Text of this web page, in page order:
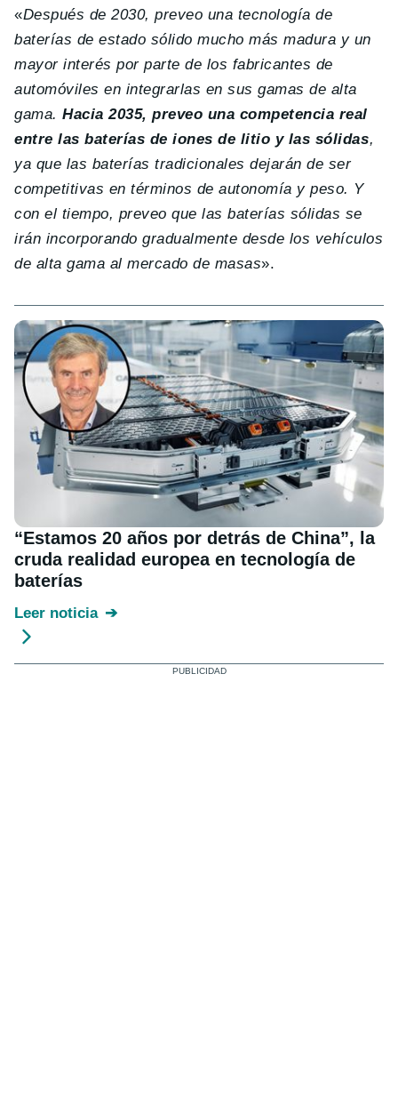
«Después de 2030, preveo una tecnología de
baterías de estado sólido mucho más madura y un
mayor interés por parte de los fabricantes de
automóviles en integrarlas en sus gamas de alta
gama.Hacia 2035, preveo una competencia real
entre las baterías de iones de litio y las sólidas,
ya que las baterías tradicionales dejarán de ser
competitivas en términos de autonomía y peso. Y
con el tiempo, preveo que las baterías sólidas se
irán incorporando gradualmente desde los vehículos
de alta gama al mercado de masas».
“Estamos 20 años por detrás de China”, la
cruda realidad europea en tecnología de
baterías
Leer noticia